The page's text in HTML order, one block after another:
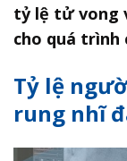
tỷ lệ tử vong
cho quá trình
Tỷ lệ
rung nhĩ